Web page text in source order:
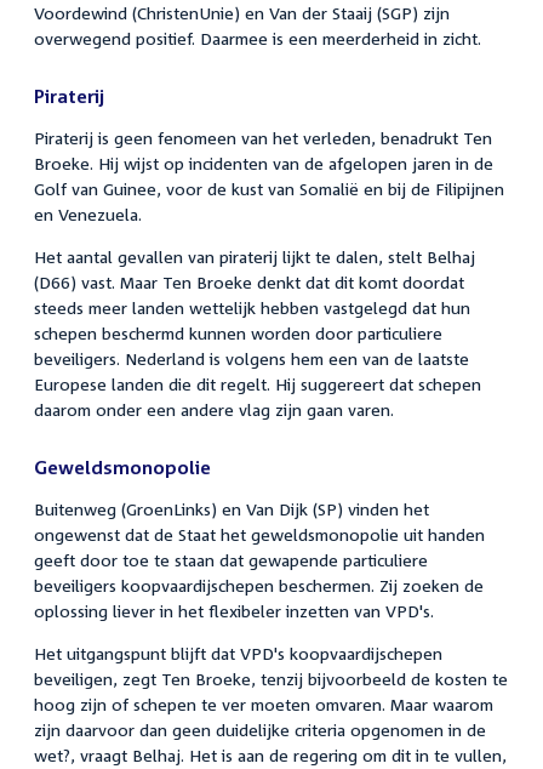
Voordewind (ChristenUnie) en Van der Staaij (SGP) zijn
overwegend positief. Daarmee is een meerderheid in zicht.
Piraterij
Piraterij is geen fenomeen van het verleden, benadrukt Ten
Broeke. Hij wijst op incidenten van de afgelopen jaren in de
Golf van Guinee, voor de kust van Somalië en bij de Filipijnen
en Venezuela.
Het aantal gevallen van piraterij lijkt te dalen, stelt Belhaj
(D66) vast. Maar Ten Broeke denkt dat dit komt doordat
steeds meer landen wettelijk hebben vastgelegd dat hun
schepen beschermd kunnen worden door particuliere
beveiligers. Nederland is volgens hem een van de laatste
Europese landen die dit regelt. Hij suggereert dat schepen
daarom onder een andere vlag zijn gaan varen.
Geweldsmonopolie
Buitenweg (GroenLinks) en Van Dijk (SP) vinden het
ongewenst dat de Staat het geweldsmonopolie uit handen
geeft door toe te staan dat gewapende particuliere
beveiligers koopvaardijschepen beschermen. Zij zoeken de
oplossing liever in het flexibeler inzetten van VPD's.
Het uitgangspunt blijft dat VPD's koopvaardijschepen
beveiligen, zegt Ten Broeke, tenzij bijvoorbeeld de kosten te
hoog zijn of schepen te ver moeten omvaren. Maar waarom
zijn daarvoor dan geen duidelijke criteria opgenomen in de
wet?, vraagt Belhaj. Het is aan de regering om dit in te vullen,